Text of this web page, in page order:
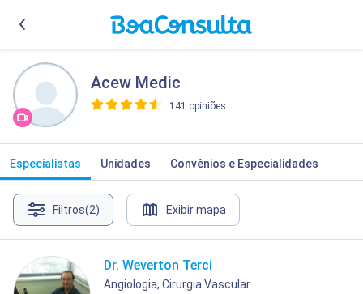
Acew Medic
141 opiniões
Especialistas Unidades Convênios e Especialidades
Filtros(2) Exibir mapa
Dr. Weverton Terci
Angiologia, Cirurgia Vascular